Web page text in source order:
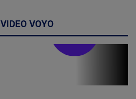
VIDEO VOYO
Stirile PRO TV